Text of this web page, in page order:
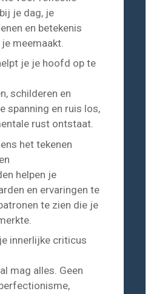
je dag, je
en betekenis
meemaakt.
je je hoofd op te
schilderen en
spanning en ruis los,
rust ontstaat.
het tekenen
helpen je
en ervaringen te
te zien die je
innerlijke criticus
mag alles. Geen